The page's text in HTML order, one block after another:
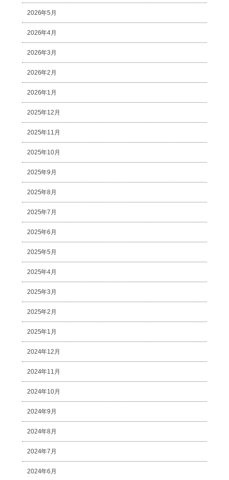
2026年5月
2026年4月
2026年3月
2026年2月
2026年1月
2025年12月
2025年11月
2025年10月
2025年9月
2025年8月
2025年7月
2025年6月
2025年5月
2025年4月
2025年3月
2025年2月
2025年1月
2024年12月
2024年11月
2024年10月
2024年9月
2024年8月
2024年7月
2024年6月